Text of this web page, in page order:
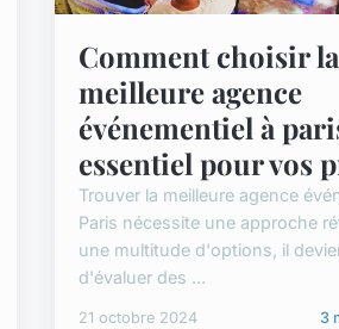
Comment choisir la
meilleure agence
événementiel à
essentiel pour vos
Trouver la meilleure agence
Paris nécessite une approche
une multitude d'options, il
d'évaluer des ...
21 octobre 2024 3